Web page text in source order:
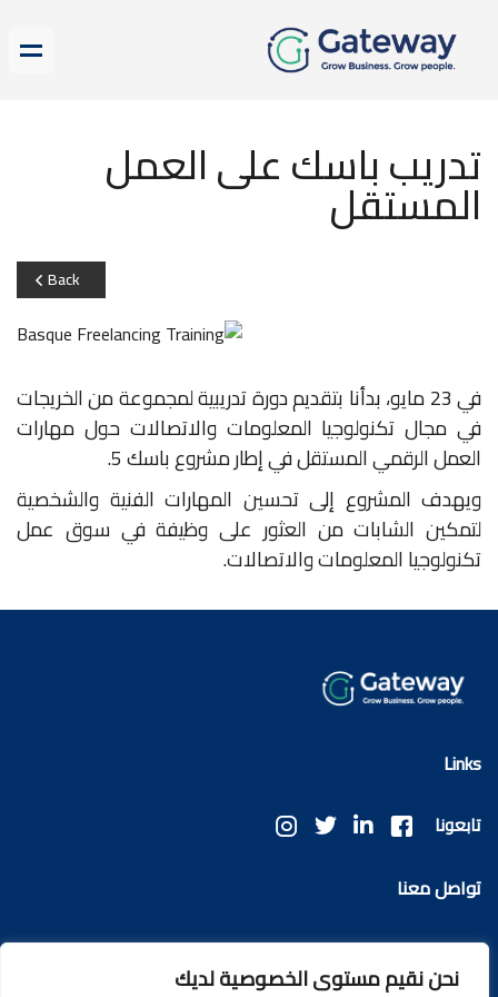
نحن نقيم مستوى الخصوصية لديك
تدريب باسك على العمل
المستقل
Back
في 23 مايو، بدأنا بتقديم دورة تدريبية لمجموعة من الخريجات
في مجال تكنولوجيا المعلومات والاتصالات حول مهارات
العمل الرقمي المستقل في إطار مشروع باسك 5.
ويهدف المشروع إلى تحسين المهارات الفنية والشخصية
لتمكين الشابات من العثور على وظيفة في سوق عمل
تكنولوجيا المعلومات والاتصالات.
Links
تابعونا
تواصل معنا
info@ggateway.tech